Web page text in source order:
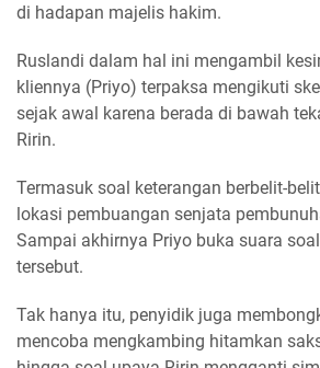
di hadapan majelis hakim.
Ruslandi dalam hal ini mengambil
kliennya (Priyo) terpaksa mengikuti
sejak awal karena berada di bawah
Ririn.
Termasuk soal keterangan berbelit-
lokasi pembuangan senjata
Sampai akhirnya Priyo buka suara
tersebut.
Tak hanya itu, penyidik juga
mencoba mengkambing hitamkan